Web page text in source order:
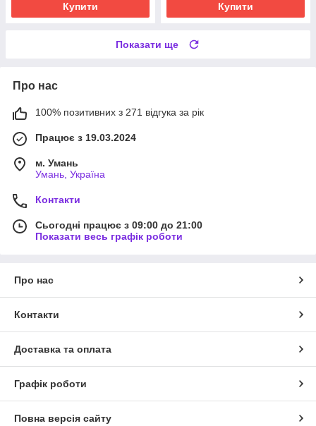
Купити Купити
Показати ще
Про нас
100% позитивних з 271 відгука за рік
Працює з 19.03.2024
м. Умань
Умань, Україна
Контакти
Сьогодні працює з 09:00 до 21:00
Показати весь графік роботи
Про нас
Контакти
Доставка та оплата
Графік роботи
Повна версія сайту